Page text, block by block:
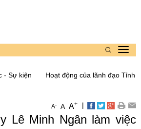
- Sự kiện Hoạt động của lãnh đạo Tỉnh
A- A A+ |
Lê Minh Ngân làm việc